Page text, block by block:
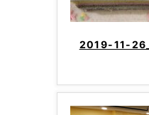
2019-11-26_